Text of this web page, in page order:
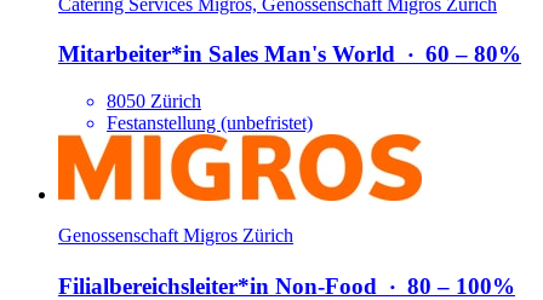
Mitarbeiter*​in Sales Man's World ‧ 60 – 80%
8050 Zürich
Festanstellung (unbefristet)
Genossenschaft Migros Zürich
Filialbereichsleiter*​in Non-Food ‧ 80 – 100%